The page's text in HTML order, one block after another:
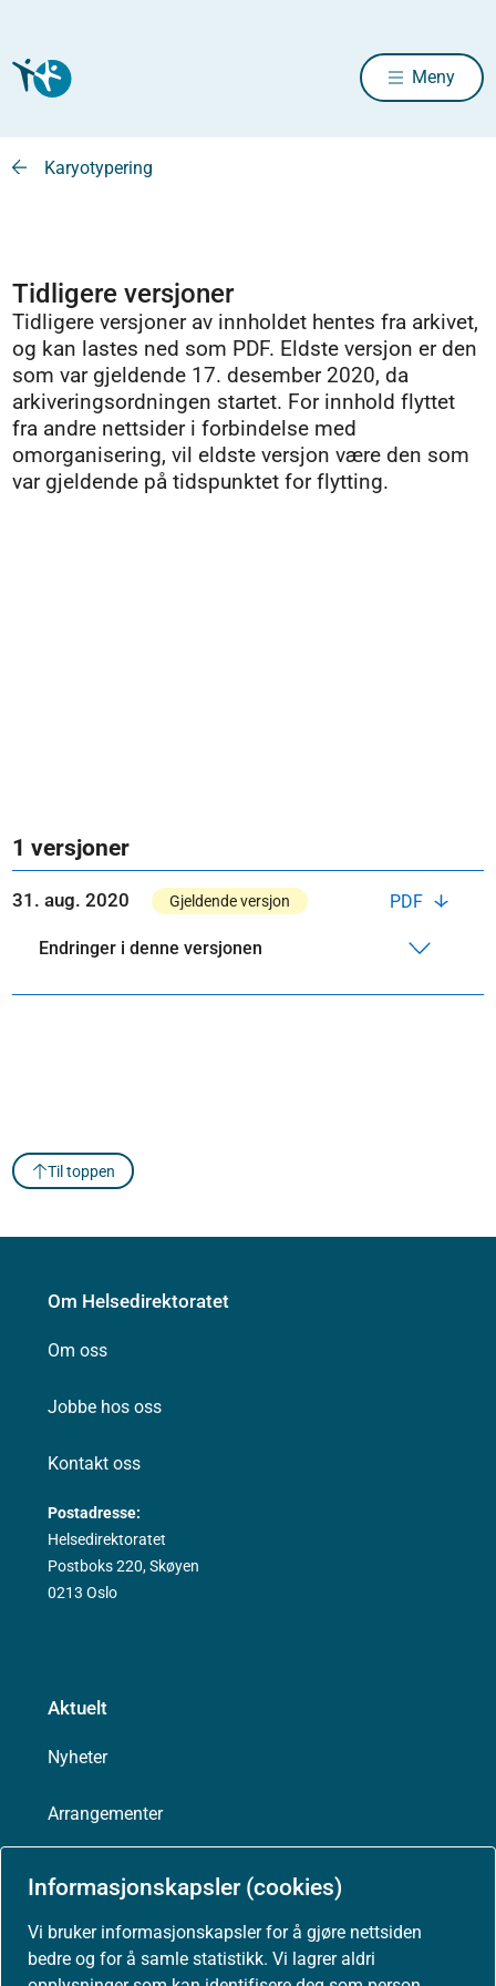
Informasjonskapsler (cookies)
Vi bruker informasjonskapsler for å gjøre nettsiden
bedre og for å samle statistikk. Vi lagrer aldri
Meny
Karyotypering
Tidligere versjoner
Tidligere versjoner av innholdet hentes fra arkivet,
og kan lastes ned som PDF. Eldste versjon er den
som var gjeldende 17. desember 2020, da
arkiveringsordningen startet. For innhold flyttet
fra andre nettsider i forbindelse med
omorganisering, vil eldste versjon være den som
var gjeldende på tidspunktet for flytting.
1 versjoner
PDF
31. aug. 2020 Gjeldende versjon
Endringer i denne versjonen
Til toppen
Om Helsedirektoratet
Om oss
Jobbe hos oss
Kontakt oss
Postadresse:
Helsedirektoratet
Postboks 220, Skøyen
0213 Oslo
Aktuelt
Nyheter
Arrangementer
Presse